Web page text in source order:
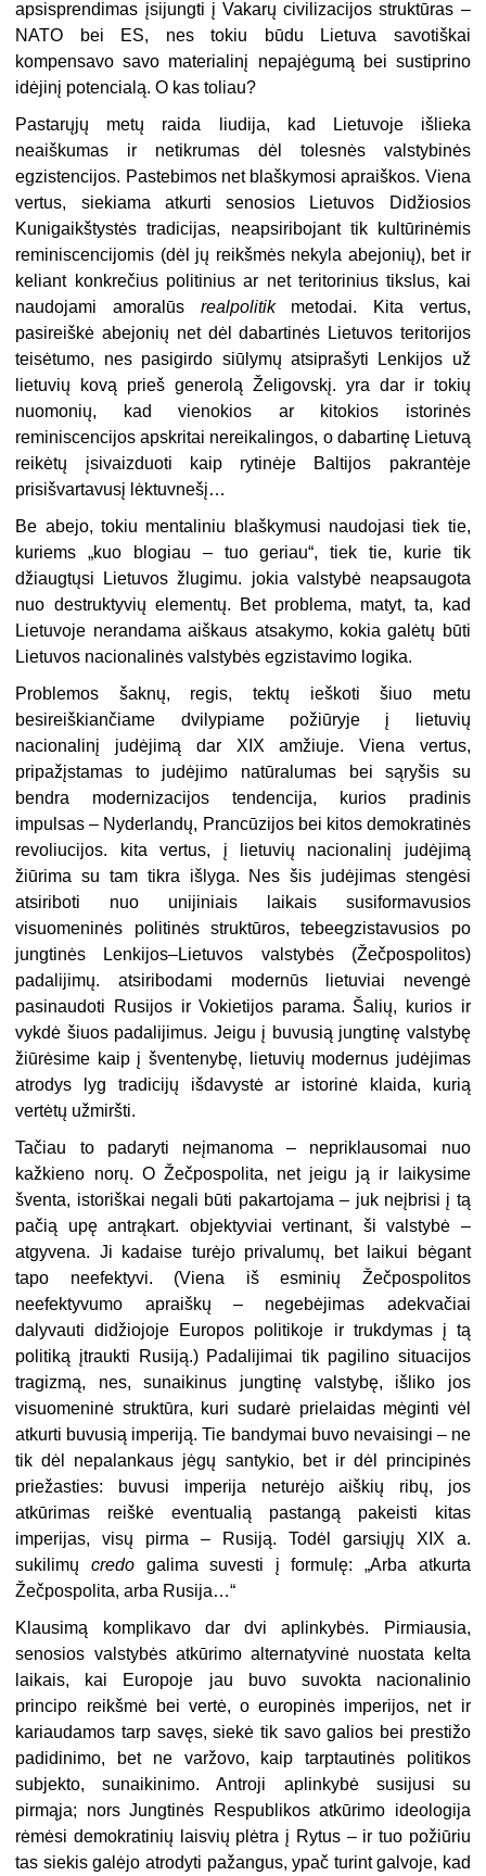
apsisprendimas įsijungti į Vakarų civilizacijos struktūras –
NATO bei ES, nes tokiu būdu Lietuva savotiškai
kompensavo savo materialinį nepajėgumą bei sustiprino
idėjinį potencialą. O kas toliau?
Pastarųjų metų raida liudija, kad Lietuvoje išlieka
neaiškumas ir netikrumas dėl tolesnės valstybinės
egzistencijos. Pastebimos net blaškymosi apraiškos. Viena
vertus, siekiama atkurti senosios Lietuvos Didžiosios
Kunigaikštystės tradicijas, neapsiribojant tik kultūrinėmis
reminiscencijomis (dėl jų reikšmės nekyla abejonių), bet ir
keliant konkrečius politinius ar net teritorinius tikslus, kai
naudojami amoralūs realpolitikmetodai. Kita vertus,
pasireiškė abejonių net dėl dabartinės Lietuvos teritorijos
teisėtumo, nes pasigirdo siūlymų atsiprašyti Lenkijos už
lietuvių kovą prieš generolą Želigovskį. yra dar ir tokių
nuomonių, kad vienokios ar kitokios istorinės
reminiscencijos apskritai nereikalingos, o dabartinę Lietuvą
reikėtų įsivaizduoti kaip rytinėje Baltijos pakrantėje
prisišvartavusį lėktuvnešį…
Be abejo, tokiu mentaliniu blaškymusi naudojasi tiek tie,
kuriems „kuo blogiau – tuo geriau“, tiek tie, kurie tik
džiaugtųsi Lietuvos žlugimu. jokia valstybė neapsaugota
nuo destruktyvių elementų. Bet problema, matyt, ta, kad
Lietuvoje nerandama aiškaus atsakymo, kokia galėtų būti
Lietuvos nacionalinės valstybės egzistavimo logika.
Problemos šaknų, regis, tektų ieškoti šiuo metu
besireiškiančiame dvilypiame požiūryje į lietuvių
nacionalinį judėjimą dar XIX amžiuje. Viena vertus,
pripažįstamas to judėjimo natūralumas bei sąryšis su
bendra modernizacijos tendencija, kurios pradinis
impulsas – Nyderlandų, Prancūzijos bei kitos demokratinės
revoliucijos. kita vertus, į lietuvių nacionalinį judėjimą
žiūrima su tam tikra išlyga. Nes šis judėjimas stengėsi
atsiriboti nuo unijiniais laikais susiformavusios
visuomeninės politinės struktūros, tebeegzistavusios po
jungtinės Lenkijos–Lietuvos valstybės (Žečpospolitos)
padalijimų. atsiribodami modernūs lietuviai nevengė
pasinaudoti Rusijos ir Vokietijos parama. Šalių, kurios ir
vykdė šiuos padalijimus. Jeigu į buvusią jungtinę valstybę
žiūrėsime kaip į šventenybę, lietuvių modernus judėjimas
atrodys lyg tradicijų išdavystė ar istorinė klaida, kurią
vertėtų užmiršti.
Tačiau to padaryti neįmanoma – nepriklausomai nuo
kažkieno norų. O Žečpospolita, net jeigu ją ir laikysime
šventa, istoriškai negali būti pakartojama – juk neįbrisi į tą
pačią upę antrąkart. objektyviai vertinant, ši valstybė –
atgyvena. Ji kadaise turėjo privalumų, bet laikui bėgant
tapo neefektyvi. (Viena iš esminių Žečpospolitos
neefektyvumo apraiškų – negebėjimas adekvačiai
dalyvauti didžiojoje Europos politikoje ir trukdymas į tą
politiką įtraukti Rusiją.) Padalijimai tik pagilino situacijos
tragizmą, nes, sunaikinus jungtinę valstybę, išliko jos
visuomeninė struktūra, kuri sudarė prielaidas mėginti vėl
atkurti buvusią imperiją. Tie bandymai buvo nevaisingi – ne
tik dėl nepalankaus jėgų santykio, bet ir dėl principinės
priežasties: buvusi imperija neturėjo aiškių ribų, jos
atkūrimas reiškė eventualią pastangą pakeisti kitas
imperijas, visų pirma – Rusiją. Todėl garsiųjų XIX a.
sukilimųcredo galima suvesti į formulę: „Arba atkurta
Žečpospolita, arba Rusija…“
Klausimą komplikavo dar dvi aplinkybės. Pirmiausia,
senosios valstybės atkūrimo alternatyvinė nuostata kelta
laikais, kai Europoje jau buvo suvokta nacionalinio
principo reikšmė bei vertė, o europinės imperijos, net ir
kariaudamos tarp savęs, siekė tik savo galios bei prestižo
padidinimo, bet ne varžovo, kaip tarptautinės politikos
subjekto, sunaikinimo. Antroji aplinkybė susijusi su
pirmąja; nors Jungtinės Respublikos atkūrimo ideologija
rėmėsi demokratinių laisvių plėtra į Rytus – ir tuo požiūriu
tas siekis galėjo atrodyti pažangus, ypač turint galvoje, kad